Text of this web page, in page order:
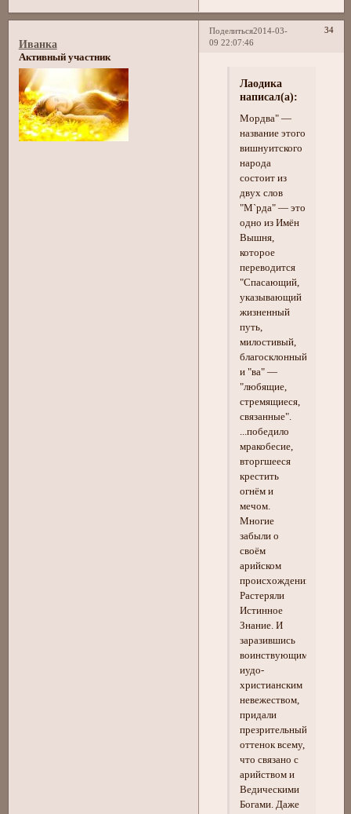
Поделиться 34
2014-03-
09 22:07:46
Иванка
Активный участник
Лаодика
написал(а):
Мордва" —
название этого
вишнуитского
народа
состоит из
двух слов
"М`рда" — это
одно из Имён
Вышня,
которое
переводится
"Спасающий,
указывающий
жизненный
путь,
милостивый,
благосклонный",
и "ва" —
"любящие,
стремящиеся,
связанные".
...победило
мракобесие,
вторгшееся
крестить
огнём и
мечом.
Многие
забыли о
своём
арийском
происхождении.
Растеряли
Истинное
Знание. И
заразившись
воинствующим
иудо-
христианским
невежеством,
придали
презрительный
оттенок всему,
что связано с
арийством и
Ведическими
Богами. Даже